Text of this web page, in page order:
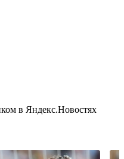
в Яндекс.Новостях